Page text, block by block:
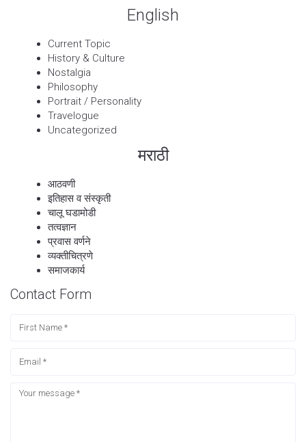
English
Current Topic
History & Culture
Nostalgia
Philosophy
Portrait / Personality
Travelogue
Uncategorized
मराठी
आठवणी
इतिहास व संस्कृती
चालू घडामोडी
तत्वज्ञान
प्रवास वर्णने
व्यक्तीचित्रणे
समाजकार्य
Contact Form